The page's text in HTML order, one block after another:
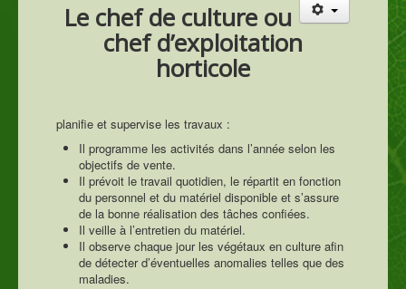
Le chef de culture ou
chef d’exploitation
horticole
planifie et supervise les travaux :
Il programme les activités dans l’année selon les
objectifs de vente.
Il prévoit le travail quotidien, le répartit en fonction
du personnel et du matériel disponible et s’assure
de la bonne réalisation des tâches confiées.
Il veille à l’entretien du matériel.
Il observe chaque jour les végétaux en culture afin
de détecter d’éventuelles anomalies telles que des
maladies.